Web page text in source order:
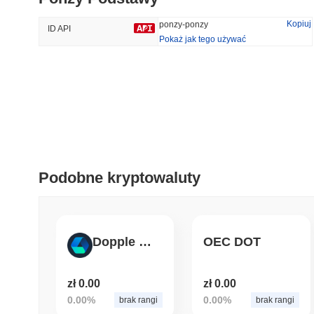
31.53%
ID API ponzy-ponzy
Kopiuj
Pokaż jak tego używać
Podobne kryptowaluty
Dopple Exchange Token
zł 0.00
0.00% brak rangi
OEC DOT
zł 0.00
0.00% brak rangi